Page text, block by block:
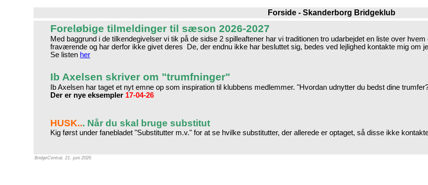
Forside - Skanderborg Bridgeklub
Foreløbige tilmeldinger til sæson 2026-2027
Med baggrund i de tilkendegivelser vi tik på de sidse 2 spilleaftener har vi traditionen tro udarbejdet en liste over
fraværende og har derfor ikke givet deres De, der endnu ikke har besluttet sig, bedes ved lejlighed kontakte mig om
Se listen her
Ib Axelsen skriver om "trumfninger"
Ib Axelsen har taget et nyt emne op som inspiration til klubbens medlemmer. "Hvordan udnytter du bedst dine
Der er nye eksempler 17-04-26
HUSK... Når du skal bruge substitut
Kig først under fanebladet "Substitutter m.v." for at se hvilke substitutter, der allerede er optaget, så disse ikke
BridgeCentral, 21. juni 2026